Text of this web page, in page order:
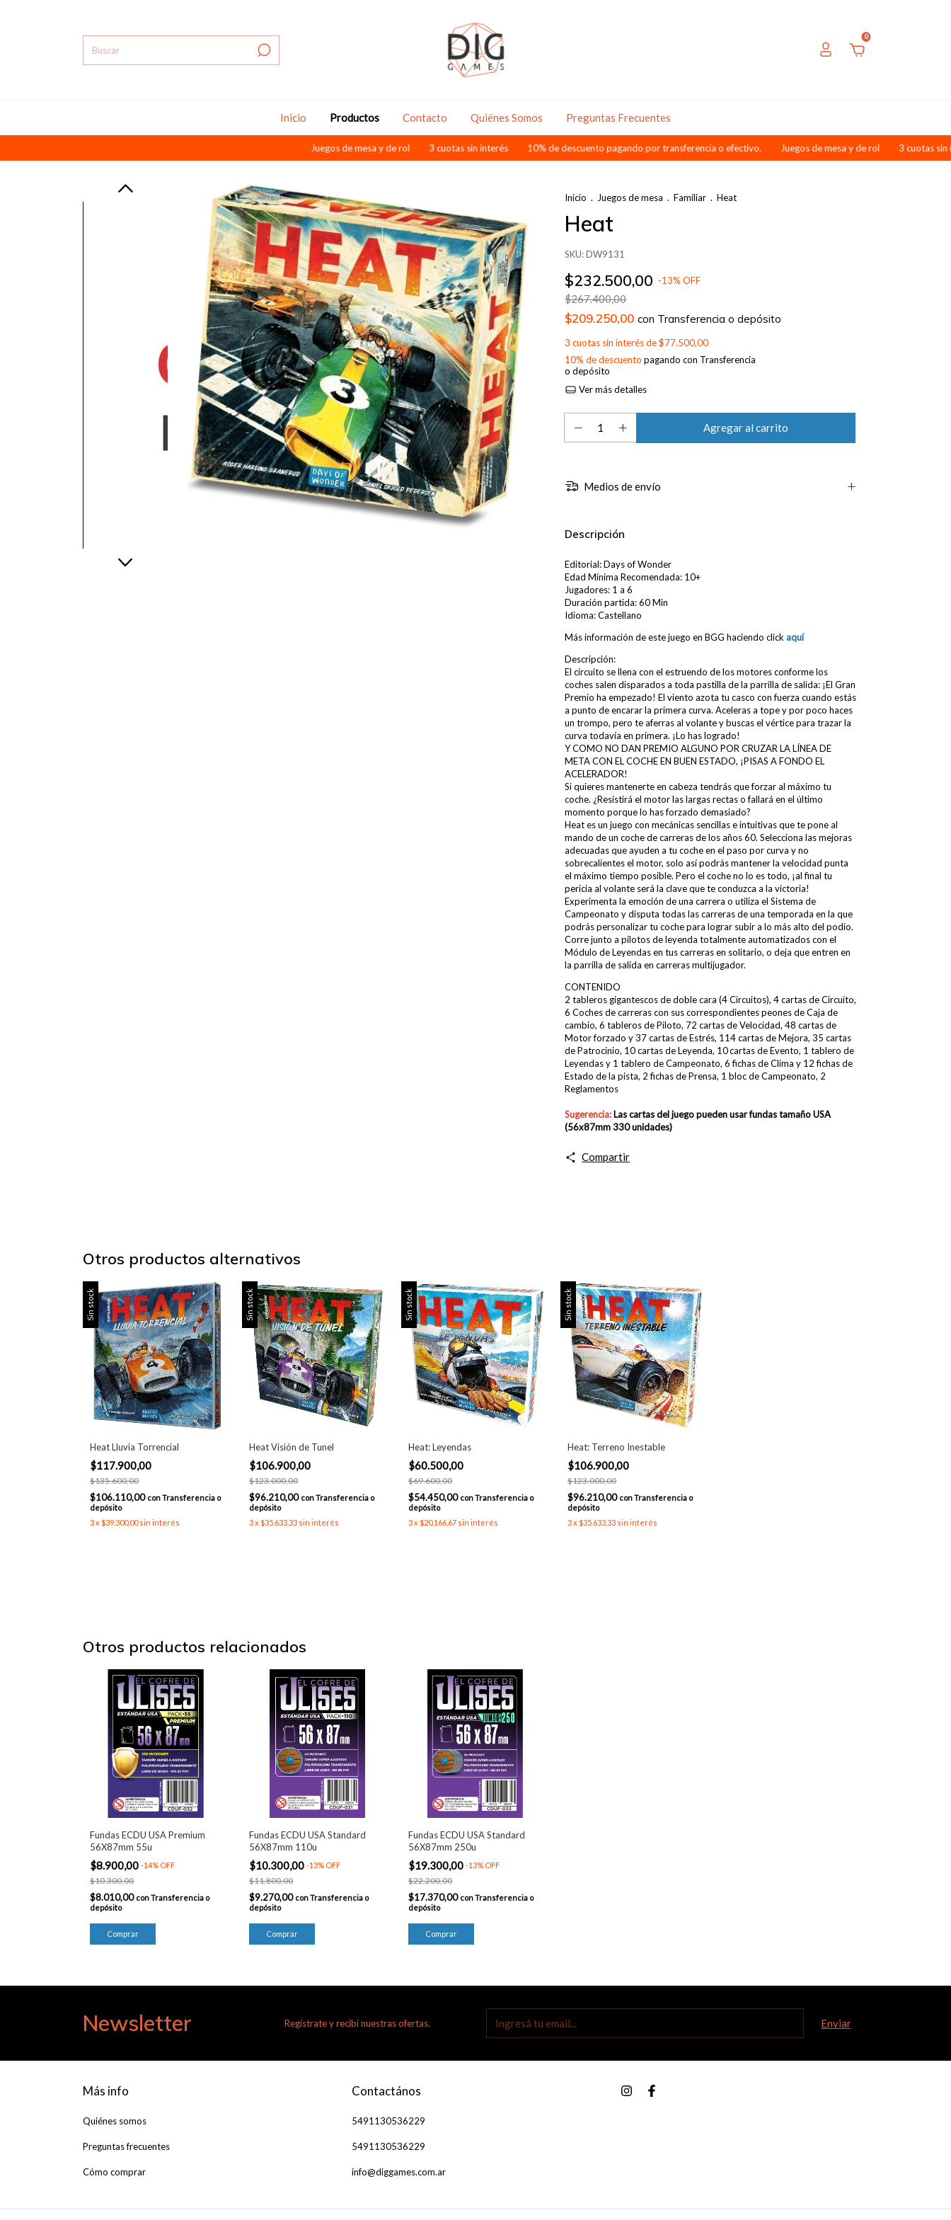
0
Inicio Productos Contacto Quiénes Somos Preguntas Frecuentes
Juegos de mesa y de rol 3 cuotas sin interés 10% de descuento pagando por transferencia o efectivo. Juegos de mesa y de rol 3 cuotas sin interés
Inicio . Juegos de mesa . Familiar . Heat
Heat
SKU:DW9131
$232.500,00 -13% OFF
$267.400,00
$209.250,00 con Transferencia o depósito
3 cuotas sin interés de$77.500,00
10% de descuento pagando con Transferencia
o depósito
Ver más detalles
Medios de envío
Descripción
Editorial: Days of Wonder
Edad Mínima Recomendada: 10+
Jugadores: 1 a 6
Duración partida: 60 Min
Idioma: Castellano
Más información de este juego en BGG haciendo click aquí
Descripción:
El circuito se llena con el estruendo de los motores conforme los
coches salen disparados a toda pastilla de la parrilla de salida: ¡El Gran
Premio ha empezado! El viento azota tu casco con fuerza cuando estás
a punto de encarar la primera curva. Aceleras a tope y por poco haces
un trompo, pero te aferras al volante y buscas el vértice para trazar la
curva todavía en primera. ¡Lo has logrado!
Y COMO NO DAN PREMIO ALGUNO POR CRUZAR LA LÍNEA DE
META CON EL COCHE EN BUEN ESTADO, ¡PISAS A FONDO EL
ACELERADOR!
Si quieres mantenerte en cabeza tendrás que forzar al máximo tu
coche. ¿Resistirá el motor las largas rectas o fallará en el último
momento porque lo has forzado demasiado?
Heat es un juego con mecánicas sencillas e intuitivas que te pone al
mando de un coche de carreras de los años 60. Selecciona las mejoras
adecuadas que ayuden a tu coche en el paso por curva y no
sobrecalientes el motor, solo así podrás mantener la velocidad punta
el máximo tiempo posible. Pero el coche no lo es todo, ¡al final tu
pericia al volante será la clave que te conduzca a la victoria!
Experimenta la emoción de una carrera o utiliza el Sistema de
Campeonato y disputa todas las carreras de una temporada en la que
podrás personalizar tu coche para lograr subir a lo más alto del podio.
Corre junto a pilotos de leyenda totalmente automatizados con el
Módulo de Leyendas en tus carreras en solitario, o deja que entren en
la parrilla de salida en carreras multijugador.
CONTENIDO
2 tableros gigantescos de doble cara (4 Circuitos), 4 cartas de Circuito,
6 Coches de carreras con sus correspondientes peones de Caja de
cambio, 6 tableros de Piloto, 72 cartas de Velocidad, 48 cartas de
Motor forzado y 37 cartas de Estrés, 114 cartas de Mejora, 35 cartas
de Patrocinio, 10 cartas de Leyenda, 10 cartas de Evento, 1 tablero de
Leyendas y 1 tablero de Campeonato, 6 fichas de Clima y 12 fichas de
Estado de la pista, 2 fichas de Prensa, 1 bloc de Campeonato, 2
Reglamentos
Sugerencia: Las cartas del juego pueden usar fundastamaño USA
(56x87mm 330 unidades)
Compartir
Otros productos alternativos
Sin stock
Heat Lluvia Torrencial
$117.900,00
$135.600,00
$106.110,00 conTransferencia o
depósito
3x $39.300,00 sin interés
Sin stock
Heat Visión de Tunel
$106.900,00
$123.000,00
$96.210,00 conTransferencia o
depósito
3x $35.633,33 sin interés
Sin stock
Heat: Leyendas
$60.500,00
$69.600,00
$54.450,00 conTransferencia o
depósito
3x $20.166,67 sin interés
Sin stock
Heat: Terreno Inestable
$106.900,00
$123.000,00
$96.210,00 conTransferencia o
depósito
3x $35.633,33 sin interés
Otros productos relacionados
Fundas ECDU USA Premium
56X87mm 55u
$8.900,00 -14% OFF
$10.300,00
$8.010,00 conTransferencia o
depósito
Fundas ECDU USA Standard
56X87mm 110u
$10.300,00 -13% OFF
$11.800,00
$9.270,00 conTransferencia o
depósito
Fundas ECDU USA Standard
56X87mm 250u
$19.300,00 -13% OFF
$22.200,00
$17.370,00 conTransferencia o
depósito
Newsletter Registrate y recibí nuestras ofertas.
Más info
Quiénes somos
Preguntas frecuentes
Cómo comprar
Contactános
5491130536229
5491130536229
info@diggames.com.ar